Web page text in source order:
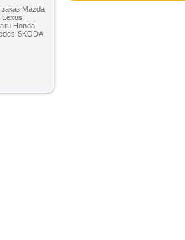
Mazda
Lexus
Honda
SKODA